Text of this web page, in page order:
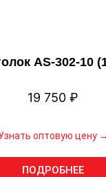
AS-302-10
19 750 ₽
оптовую цену →
ПОДРОБНЕЕ